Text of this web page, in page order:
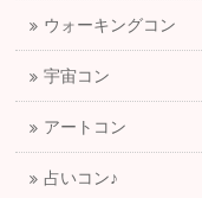
ウォーキングコン
宇宙コン
アートコン
占いコン♪